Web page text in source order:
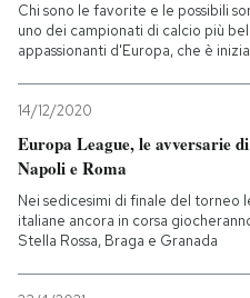
Chi sono le favorite e le possibili
uno dei campionati di calcio più
appassionanti d'Europa, che è
14/12/2020
Europa League, le avversarie
Napoli e Roma
Nei sedicesimi di finale del torneo
italiane ancora in corsa
Stella Rossa, Braga e Granada